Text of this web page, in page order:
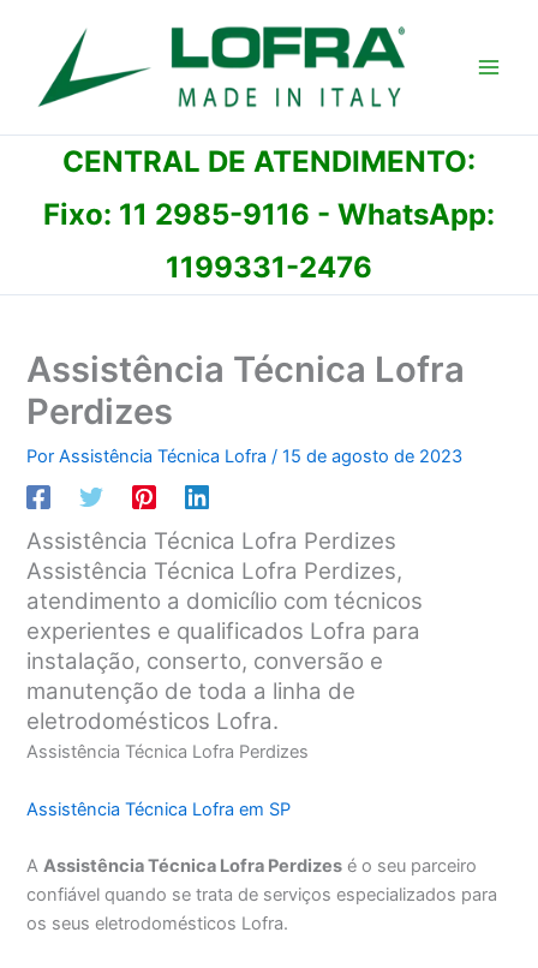
conteúdo
CENTRAL DE ATENDIMENTO:
Fixo: 11 2985-9116 - WhatsApp:
1199331-2476
Assistência Técnica Lofra
Perdizes
PorAssistência Técnica Lofra/15 de agosto de 2023
Assistência Técnica Lofra Perdizes
Assistência Técnica Lofra Perdizes,
atendimento a domicílio com técnicos
experientes e qualificados Lofra para
instalação, conserto, conversão e
manutenção de toda a linha de
eletrodomésticos Lofra.
Assistência Técnica Lofra Perdizes
Assistência Técnica Lofra em SP
AAssistência Técnica Lofra Perdizes é o seu parceiro
confiável quando se trata de serviços especializados para
os seus eletrodomésticos Lofra.